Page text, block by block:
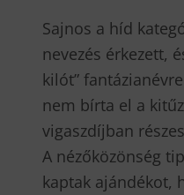
Sajnos a híd
nevezés érkezett,
kilót”
nem bírta el a
vigaszdíjban
A nézőközönség
kaptak ajándékot,